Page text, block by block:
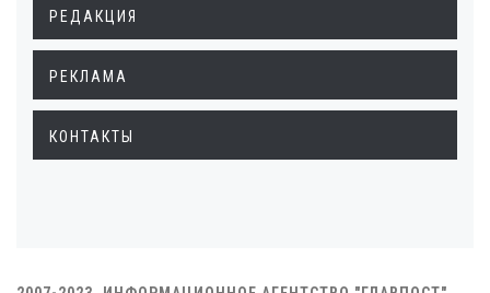
РЕДАКЦИЯ
РЕКЛАМА
КОНТАКТЫ